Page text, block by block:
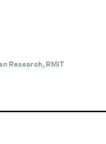
Research, RMIT